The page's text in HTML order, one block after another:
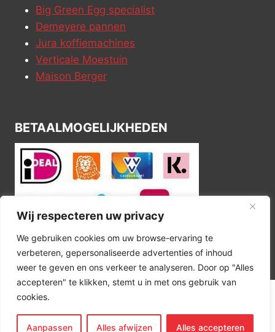
Wij respecteren uw privacy
We gebruiken cookies om uw browse-ervaring te
verbeteren, gepersonaliseerde advertenties of inhoud
weer te geven en ons verkeer te analyseren. Door op "Alles
accepteren" te klikken, stemt u in met ons gebruik van
cookies.
Aanpassen Alles afwijzen Alles accepteren
Big Green Egg specialist
Demeyere pannen
Jura koffiemachines
Verticale Moestuin
Maison Berger
BETAALMOGELIJKHEDEN
© 2026 Kitchen Corner